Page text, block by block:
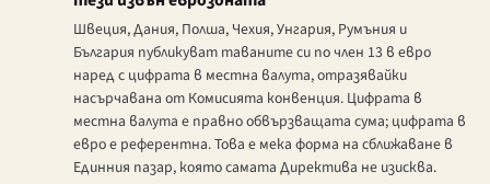
Швеция, Дания, Полша, Чехия, Унгария, Румъния и
България публикуват таваните си по член 13 в евро
наред с цифрата в местна валута, отразявайки
насърчавана от Комисията конвенция. Цифрата в
местна валута е правно обвързващата сума; цифрата в
евро е референтна. Това е мека форма на сближаване в
Единния пазар, която самата Директива не изисква.